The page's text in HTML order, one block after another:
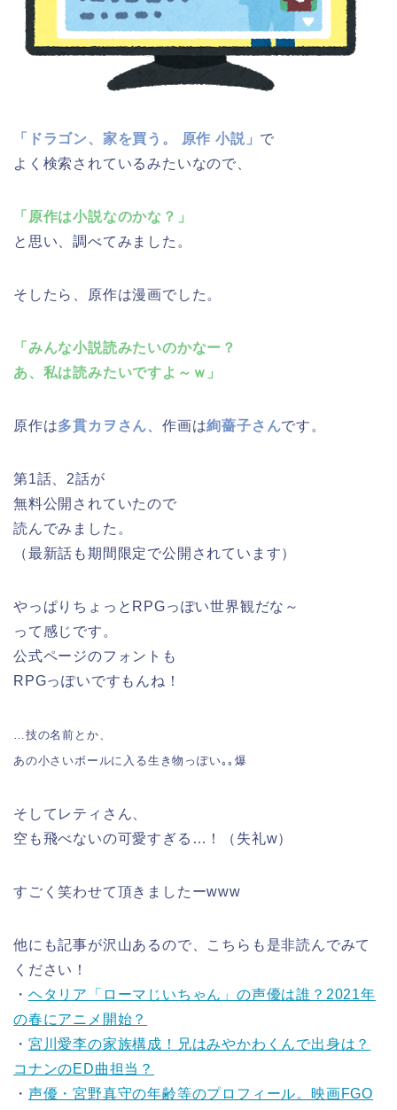
「ドラゴン、家を買う。 原作 小説」 で
よく検索されているみたいなので、
「原作は小説なのかな？」
と思い、調べてみました。
そしたら、原作は漫画でした。
「みんな小説読みたいのかなー？
あ、私は読みたいですよ～ｗ」
原作は多貫カヲさん 、作画は絢薔子さんです。
第1話、2話が
無料公開されていたので
読んでみました。
（最新話も期間限定で公開されています）
やっぱりちょっとRPGっぽい世界観だな～
って感じです。
公式ページのフォントも
RPGっぽいですもんね！
…技の名前とか、
あの小さいボールに入る生き物っぽい｡｡爆
そしてレティさん、
空も飛べないの可愛すぎる…！（失礼w）
すごく笑わせて頂きましたーwww
他にも記事が沢山あるので、こちらも是非読んでみて
ください！
・ ヘタリア「ローマじいちゃん」の声優は誰？2021年
の春にアニメ開始？
・ 宮川愛李の家族構成！兄はみやかわくんで出身は？
コナンのED曲担当？
・ 声優・宮野真守の年齢等のプロフィール。映画FGO